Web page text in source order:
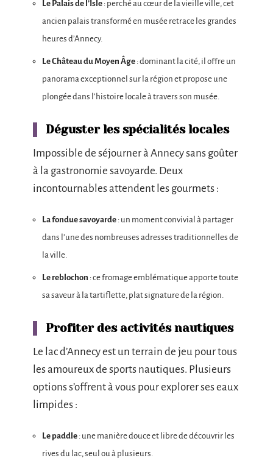
Le Palais de l’Isle : perché au cœur de la vieille ville, cet
ancien palais transformé en musée retrace les grandes
heures d’Annecy.
Le Château du Moyen Âge : dominant la cité, il offre un
panorama exceptionnel sur la région et propose une
plongée dans l’histoire locale à travers son musée.
Déguster les spécialités locales
Impossible de séjourner à Annecy sans goûter
à la gastronomie savoyarde. Deux
incontournables attendent les gourmets :
La fondue savoyarde : un moment convivial à partager
dans l’une des nombreuses adresses traditionnelles de
la ville.
Le reblochon : ce fromage emblématique apporte toute
sa saveur à la tartiflette, plat signature de la région.
Profiter des activités nautiques
Le lac d’Annecy est un terrain de jeu pour tous
les amoureux de sports nautiques. Plusieurs
options s’offrent à vous pour explorer ses eaux
limpides :
Le paddle : une manière douce et libre de découvrir les
rives du lac, seul ou à plusieurs.